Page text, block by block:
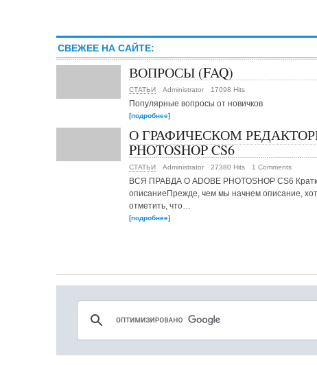
СВЕЖЕЕ НА САЙТЕ:
ВОПРОСЫ (FAQ)
СТАТЬИ Administrator 17098 Hits
Популярные вопросы от новичков
[подробнее]
О ГРАФИЧЕСКОМ
PHOTOSHOP CS6
СТАТЬИ Administrator 27380 Hits 1 Comments
ВСЯ ПРАВДА О ADOBE PHOTOSHOP CS6
описаниеПрежде, чем мы начнем описание,
отметить, что…
[подробнее]